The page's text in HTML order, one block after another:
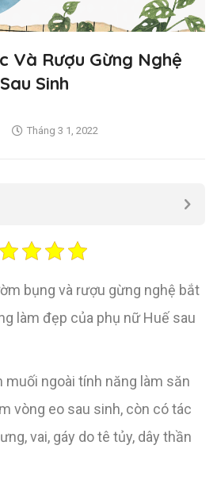
Và Rượu Gừng Nghệ
Sinh
Tháng 3 1, 2022
bụng và rượu gừng nghệ bắt
làm đẹp của phụ nữ Huế sau
muối ngoài tính năng làm săn
vòng eo sau sinh, còn có tác
vai, gáy do tê tủy, dây thần